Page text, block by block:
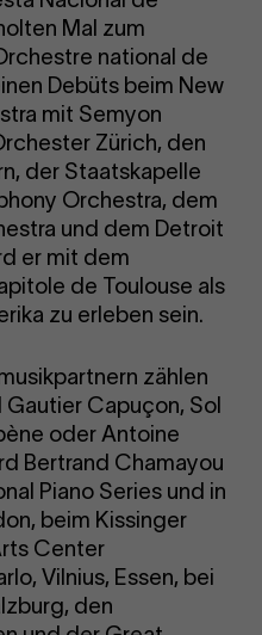
Mal zum
national de
Debüts beim New
mit Semyon
Zürich, den
der Staatskapelle
Orchestra, dem
und dem Detroit
er mit dem
de Toulouse als
zu erleben sein.
zählen
Gautier Capuçon, Sol
oder Antoine
Bertrand Chamayou
Piano Series und in
beim Kissinger
Center
Vilnius, Essen, bei
den